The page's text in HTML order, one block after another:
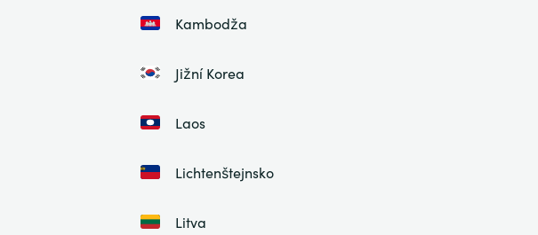
Kambodža
Jižní Korea
Laos
Lichtenštejnsko
Litva